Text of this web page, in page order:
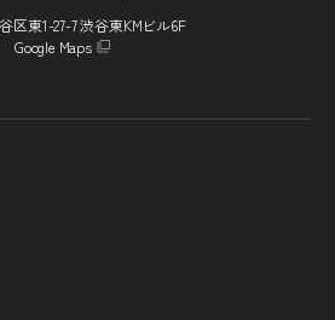
区東1-27-7 渋谷東KMビル6F
Google Maps